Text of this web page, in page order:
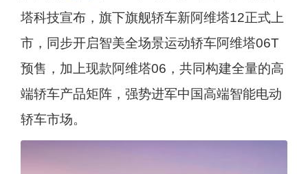
塔科技宣布，旗下旗舰轿车新阿维塔12正式上
市，同步开启智美全场景运动轿车阿维塔06T
预售，加上现款阿维塔06，共同构建全量的高
端轿车产品矩阵，强势进军中国高端智能电动
轿车市场。